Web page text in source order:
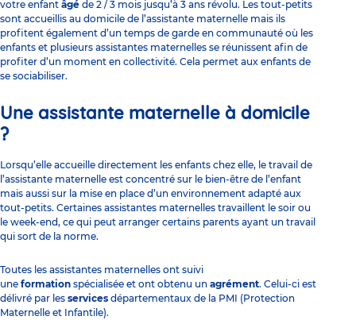
votre enfant âgé de 2 / 3 mois jusqu’à 3 ans révolu. Les tout-petits
sont accueillis au domicile de l’assistante maternelle mais ils
profitent également d’un temps de garde en communauté où les
enfants et plusieurs assistantes maternelles se réunissent afin de
profiter d’un moment en collectivité. Cela permet aux enfants de
se sociabiliser.
Une assistante maternelle à domicile
?
Lorsqu’elle accueille directement les enfants chez elle, le travail de
l’assistante maternelle est concentré sur le bien-être de l’enfant
mais aussi sur la mise en place d’un environnement adapté aux
tout-petits. Certaines assistantes maternelles travaillent le soir ou
le week-end, ce qui peut arranger certains parents ayant un travail
qui sort de la norme.
Toutes les assistantes maternelles ont suivi
une formation spécialisée et ont obtenu un agrément. Celui-ci est
délivré par les services départementaux de la PMI (Protection
Maternelle et Infantile).